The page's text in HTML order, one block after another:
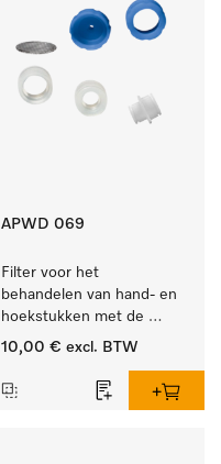
APWD 069
Filter voor het
behandelen van hand- en
hoekstukken met de
houder APWD 068
10,00 € excl. BTW